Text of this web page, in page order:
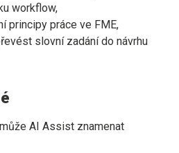
workflow,
principy práce ve FME,
slovní zadání do návrhu
AI Assist znamenat